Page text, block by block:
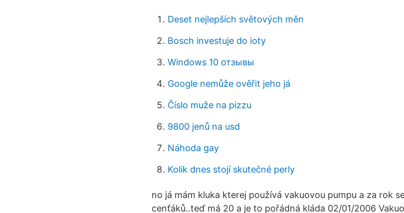
Deset nejlepších světových měn
Bosch investuje do ioty
Windows 10 отзывы
Google nemůže ověřit jeho já
Číslo muže na pizzu
9800 jenů na usd
Náhoda gay
Kolik dnes stojí skutečné perly
no já mám kluka kterej používá vakuovou pumpu a za rok
cenťáků..teď má 20 a je to pořádná kláda 02/01/2006